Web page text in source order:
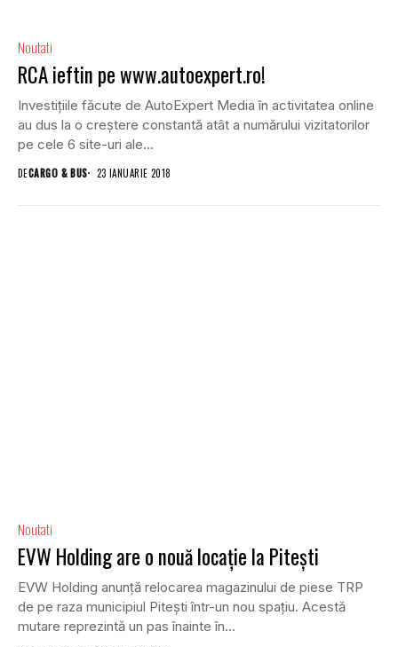
Noutati
RCA ieftin pe www.autoexpert.ro!
Investițiile făcute de AutoExpert Media în activitatea online
au dus la o creștere constantă atât a numărului vizitatorilor
pe cele 6 site-uri ale...
DECARGO & BUS 23 IANUARIE 2018
Noutati
EVW Holding are o nouă locație la Pitești
EVW Holding anunță relocarea magazinului de piese TRP
de pe raza municipiul Pitești într-un nou spațiu. Acestă
mutare reprezintă un pas înainte în...